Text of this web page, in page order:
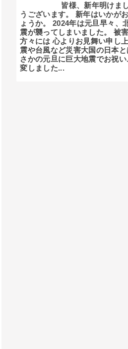
皆様、新年明けま
うございます。 新年はいかが
ょうか。 2024年は元旦早々、
震が襲ってしまいました。 被
方々には 心よりお見舞い申し
震や台風など災害大国の日本と
さかの元旦に巨大地震でお祝
変しました...